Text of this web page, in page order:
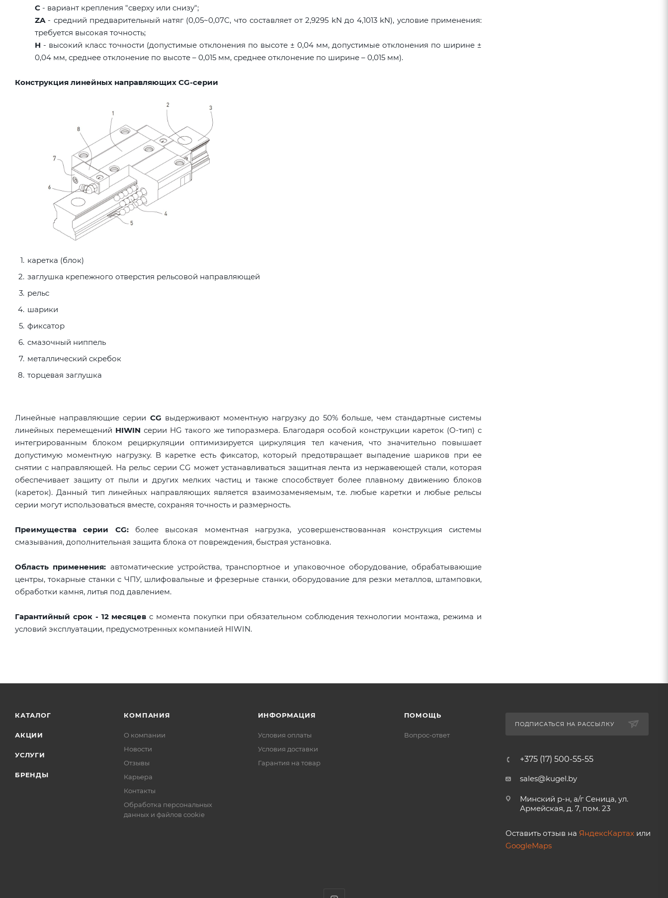
C - вариант крепления "сверху или снизу";
ZA- средний предварительный натяг (0,05~0,07C, что составляет от 2,9295 kN до 4,1013 kN), условие применения:
требуется высокая точность;
H - высокий класс точности (допустимые отклонения по высоте ± 0,04 мм, допустимые отклонения по ширине ±
0,04 мм, среднее отклонение по высоте – 0,015 мм, среднее отклонение по ширине – 0,015 мм).
Конструкция линейных направляющих CG-серии
каретка (блок)
заглушка крепежного отверстия рельсовой направляющей
рельс
шарики
фиксатор
смазочный ниппель
металлический скребок
торцевая заглушка
Линейные направляющие серии CG выдерживают моментную нагрузку до 50% больше, чем стандартные системы
линейных перемещений HIWIN серии HG такого же типоразмера. Благодаря особой конструкции кареток (О-тип) с
интегрированным блоком рециркуляции оптимизируется циркуляция тел качения, что значительно повышает
допустимую моментную нагрузку. В каретке есть фиксатор, который предотвращает выпадение шариков при ее
снятии с направляющей. На рельс серии CG может устанавливаться защитная лента из нержавеющей стали, которая
обеспечивает защиту от пыли и других мелких частиц и также способствует более плавному движению блоков
(кареток). Данный тип линейных направляющих является взаимозаменяемым, т.е. любые каретки и любые рельсы
серии могут использоваться вместе, сохраняя точность и размерность.
Преимущества серии CG:более высокая моментная нагрузка, усовершенствованная конструкция системы
смазывания, дополнительная защита блока от повреждения, быстрая установка.
Область применения: автоматические устройства, транспортное и упаковочное оборудование, обрабатывающие
центры, токарные станки с ЧПУ, шлифовальные и фрезерные станки, оборудование для резки металлов, штамповки,
обработки камня, литья под давлением.
Гарантийный срок - 12 месяцев с момента покупки при обязательном соблюдения технологии монтажа, режима и
условий эксплуатации, предусмотренных компанией HIWIN.
КАТАЛОГ
АКЦИИ
УСЛУГИ
БРЕНДЫ
КОМПАНИЯ
О компании
Новости
Отзывы
Карьера
Контакты
Обработка персональных
данных и файлов cookie
ИНФОРМАЦИЯ
Условия оплаты
Условия доставки
Гарантия на товар
ПОМОЩЬ
Вопрос-ответ
ПОДПИСАТЬСЯ НА РАССЫЛКУ
+375 (17) 500-55-55
sales@kugel.by
Минский р-н, а/г Сеница, ул.
Армейская, д. 7, пом. 23
Оставить отзыв на ЯндексКартахили
GoogleMaps